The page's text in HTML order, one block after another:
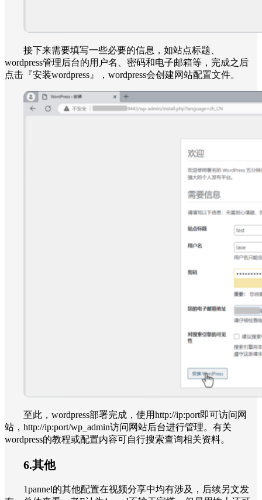
接下来需要填写一些必要的信息，如站点标题、
wordpress管理后台的用户名、密码和电子邮箱等，完成之后
点击『安装wordpress』，wordpress会创建网站配置文件。
至此，wordpress部署完成，使用http://ip:port即可访问网
站，http://ip:port/wp_admin访问网站后台进行管理。有关
wordpress的教程或配置内容可自行搜索查询相关资料。
6.其他
1pannel的其他配置在视频分享中均有涉及，后续另文发